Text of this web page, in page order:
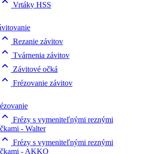
Vrtáky HSS
 Rezanie závitov
 Tvárnenia závitov
 Závitové očká
 Frézovanie závitov
 Frézy s vymeniteľnými reznými
- Walter
 Frézy s vymeniteľnými reznými
- AKKO